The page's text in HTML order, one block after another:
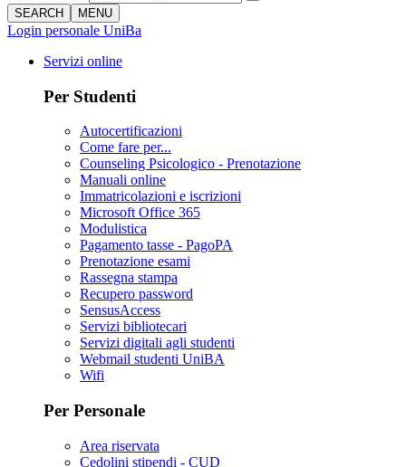
SEARCH MENU
Login personale UniBa
Servizi online
Per Studenti
Autocertificazioni
Come fare per...
Counseling Psicologico - Prenotazione
Manuali online
Immatricolazioni e iscrizioni
Microsoft Office 365
Modulistica
Pagamento tasse - PagoPA
Prenotazione esami
Rassegna stampa
Recupero password
SensusAccess
Servizi bibliotecari
Servizi digitali agli studenti
Webmail studenti UniBA
Wifi
Per Personale
Area riservata
Cedolini stipendi - CUD